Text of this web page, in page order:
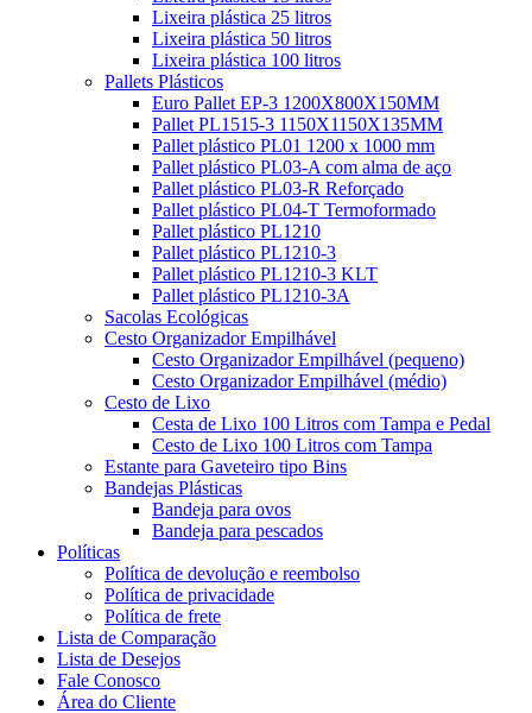
Lixeira plástica 25 litros
Lixeira plástica 50 litros
Lixeira plástica 100 litros
Pallets Plásticos
Euro Pallet EP-3 1200X800X150MM
Pallet PL1515-3 1150X1150X135MM
Pallet plástico PL01 1200 x 1000 mm
Pallet plástico PL03-A com alma de aço
Pallet plástico PL03-R Reforçado
Pallet plástico PL04-T Termoformado
Pallet plástico PL1210
Pallet plástico PL1210-3
Pallet plástico PL1210-3 KLT
Pallet plástico PL1210-3A
Sacolas Ecológicas
Cesto Organizador Empilhável
Cesto Organizador Empilhável (pequeno)
Cesto Organizador Empilhável (médio)
Cesto de Lixo
Cesta de Lixo 100 Litros com Tampa e Pedal
Cesto de Lixo 100 Litros com Tampa
Estante para Gaveteiro tipo Bins
Bandejas Plásticas
Bandeja para ovos
Bandeja para pescados
Políticas
Política de devolução e reembolso
Política de privacidade
Política de frete
Lista de Comparação
Lista de Desejos
Fale Conosco
Área do Cliente